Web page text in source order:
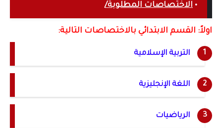
• الاختصاصات المطلوبة/
اولاً: القسم الابتدائي بالاختصاصات التالية:
التربية الإسلامية
اللغة الإنجليزية
الرياضيات